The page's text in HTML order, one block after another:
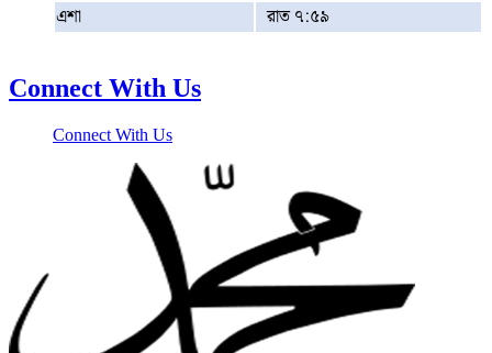
এশা
রাত ৭:৫৯
Connect With Us
Connect With Us